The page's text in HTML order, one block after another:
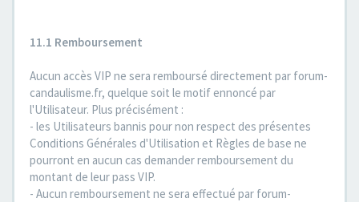
11.1 Remboursement
Aucun accès VIP ne sera remboursé directement par forum-
candaulisme.fr, quelque soit le motif ennoncé par
l'Utilisateur. Plus précisément :
- les Utilisateurs bannis pour non respect des présentes
Conditions Générales d'Utilisation et Règles de base ne
pourront en aucun cas demander remboursement du
montant de leur pass VIP.
- Aucun remboursement ne sera effectué par forum-